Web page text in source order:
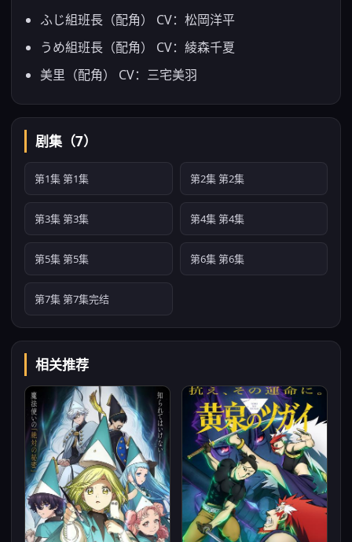
ふじ組班長（配角） CV：松岡洋平
うめ組班長（配角） CV：綾森千夏
美里（配角） CV：三宅美羽
剧集（7）
第1集 第1集 第2集 第2集
第3集 第3集 第4集 第4集
第5集 第5集 第6集 第6集
第7集 第7集完结
相关推荐